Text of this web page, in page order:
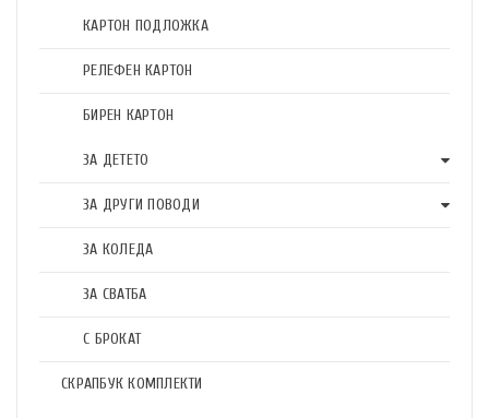
КАРТОН ПОДЛОЖКА
РЕЛЕФЕН КАРТОН
БИРЕН КАРТОН
ЗА ДЕТЕТО
ЗА ДРУГИ ПОВОДИ
ЗА КОЛЕДА
ЗА СВАТБА
С БРОКАТ
СКРАПБУК КОМПЛЕКТИ